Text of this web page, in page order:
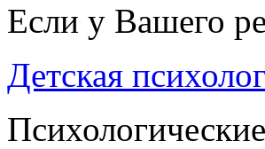
Если у Вашего
Детская